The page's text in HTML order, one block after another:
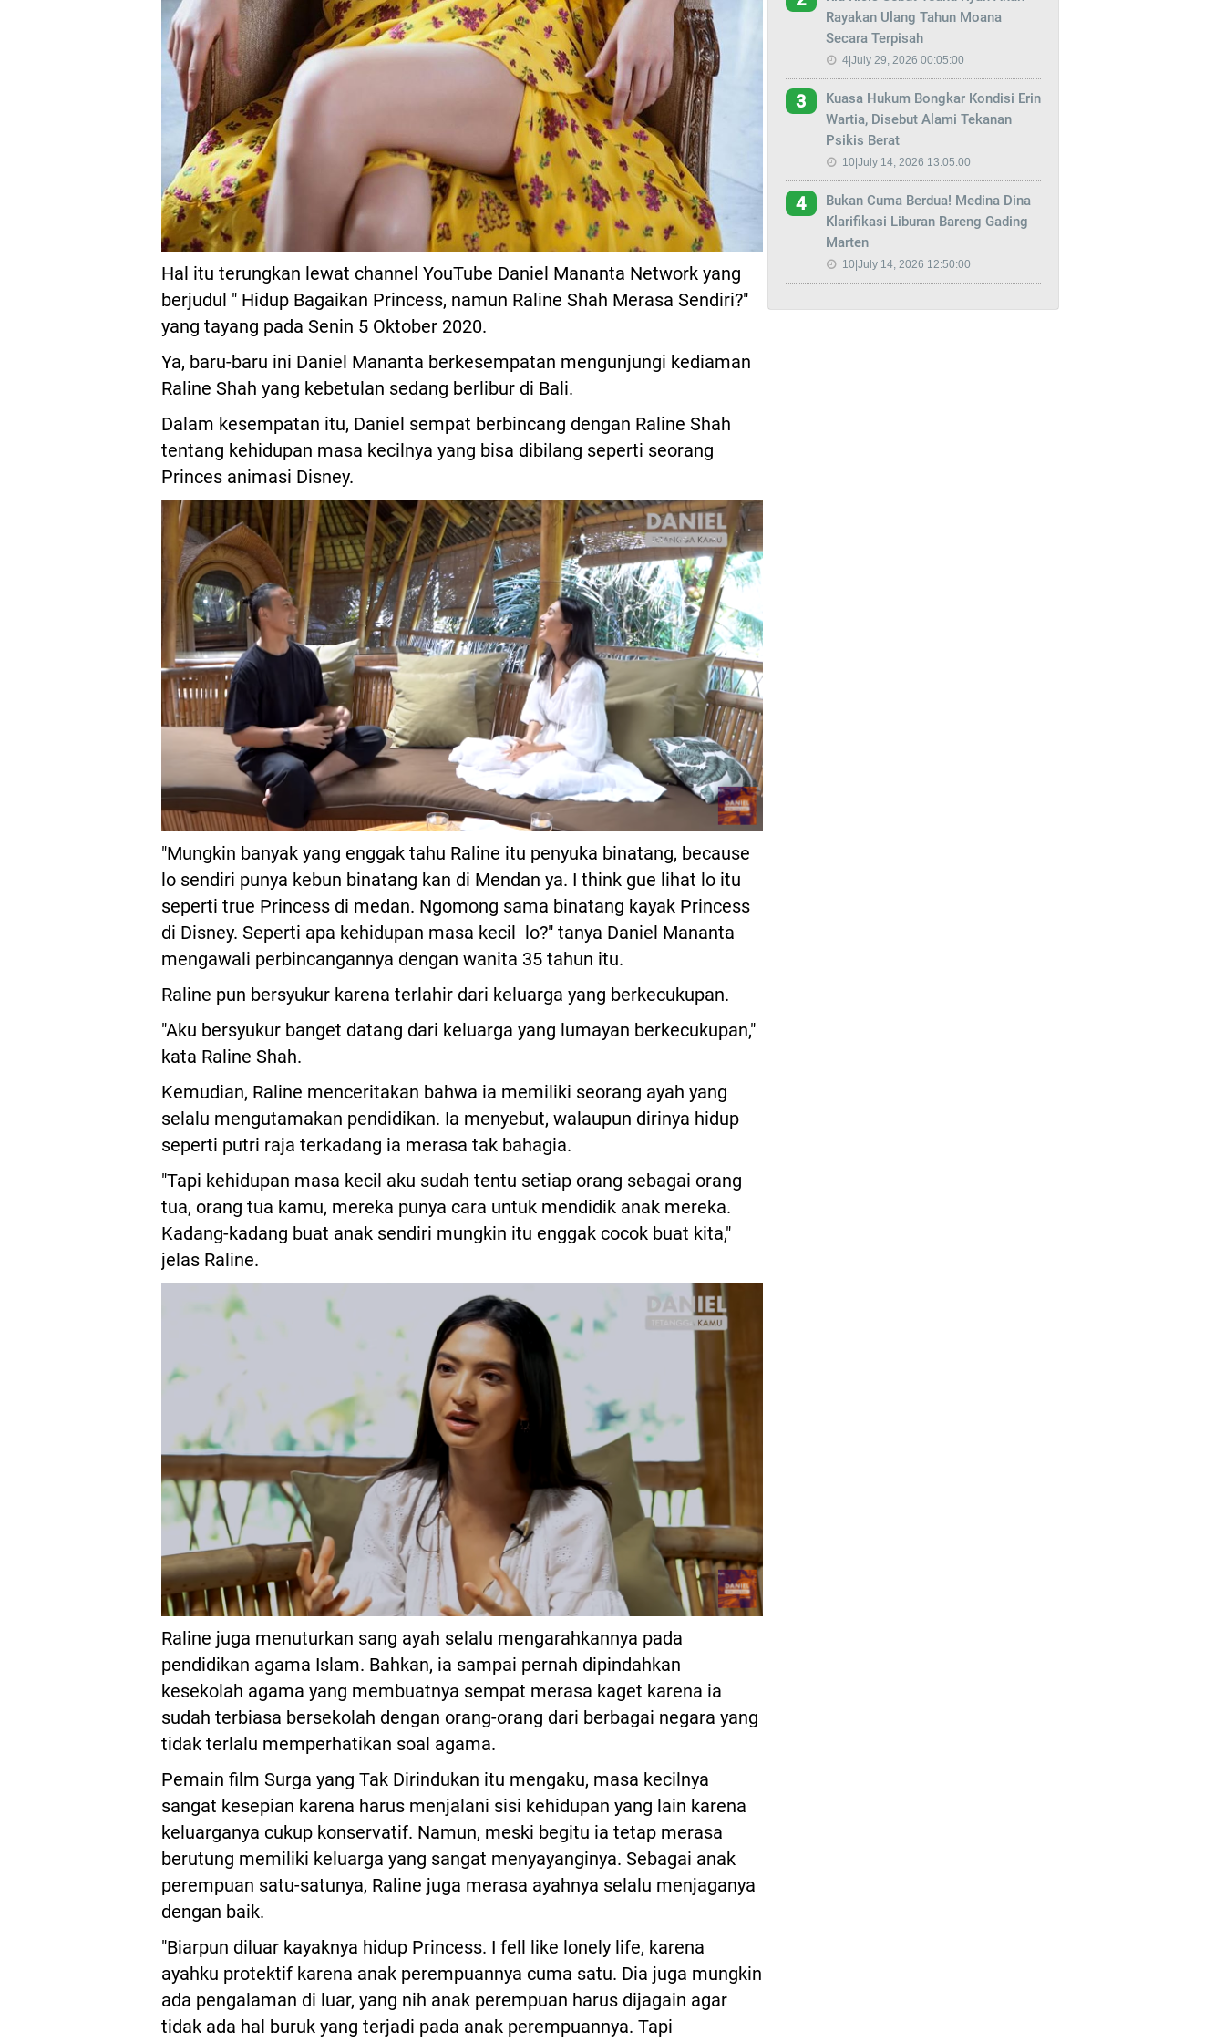
Hal itu terungkan lewat channel YouTube Daniel Mananta Network yang
berjudul " Hidup Bagaikan Princess, namun Raline Shah Merasa Sendiri?"
yang tayang pada Senin 5 Oktober 2020.
Ya, baru-baru ini Daniel Mananta berkesempatan mengunjungi kediaman
Raline Shah yang kebetulan sedang berlibur di Bali.
Dalam kesempatan itu, Daniel sempat berbincang dengan Raline Shah
tentang kehidupan masa kecilnya yang bisa dibilang seperti seorang
Princes animasi Disney.
"Mungkin banyak yang enggak tahu Raline itu penyuka binatang, because
lo sendiri punya kebun binatang kan di Mendan ya. I think gue lihat lo itu
seperti true Princess di medan. Ngomong sama binatang kayak Princess
di Disney. Seperti apa kehidupan masa kecil lo?" tanya Daniel Mananta
mengawali perbincangannya dengan wanita 35 tahun itu.
Raline pun bersyukur karena terlahir dari keluarga yang berkecukupan.
"Aku bersyukur banget datang dari keluarga yang lumayan berkecukupan,"
kata Raline Shah.
Kemudian, Raline menceritakan bahwa ia memiliki seorang ayah yang
selalu mengutamakan pendidikan. Ia menyebut, walaupun dirinya hidup
seperti putri raja terkadang ia merasa tak bahagia.
"Tapi kehidupan masa kecil aku sudah tentu setiap orang sebagai orang
tua, orang tua kamu, mereka punya cara untuk mendidik anak mereka.
Kadang-kadang buat anak sendiri mungkin itu enggak cocok buat kita,"
jelas Raline.
Raline juga menuturkan sang ayah selalu mengarahkannya pada
pendidikan agama Islam. Bahkan, ia sampai pernah dipindahkan
kesekolah agama yang membuatnya sempat merasa kaget karena ia
sudah terbiasa bersekolah dengan orang-orang dari berbagai negara yang
tidak terlalu memperhatikan soal agama.
Pemain film Surga yang Tak Dirindukan itu mengaku, masa kecilnya
sangat kesepian karena harus menjalani sisi kehidupan yang lain karena
keluarganya cukup konservatif. Namun, meski begitu ia tetap merasa
berutung memiliki keluarga yang sangat menyayanginya. Sebagai anak
perempuan satu-satunya, Raline juga merasa ayahnya selalu menjaganya
dengan baik.
"Biarpun diluar kayaknya hidup Princess. I fell like lonely life, karena
ayahku protektif karena anak perempuannya cuma satu. Dia juga mungkin
ada pengalaman di luar, yang nih anak perempuan harus dijagain agar
tidak ada hal buruk yang terjadi pada anak perempuannya. Tapi
Rayakan Ulang Tahun Moana
Secara Terpisah
4|July 29, 2026 00:05:00
3
Kuasa Hukum Bongkar Kondisi Erin
Wartia, Disebut Alami Tekanan
Psikis Berat
10|July 14, 2026 13:05:00
4
Bukan Cuma Berdua! Medina Dina
Klarifikasi Liburan Bareng Gading
Marten
10|July 14, 2026 12:50:00